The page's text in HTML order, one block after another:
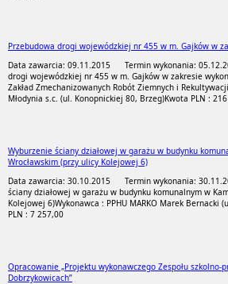
Przebudowa drogi wojewódzkiej nr 455 w m. Gajków w
Data zawarcia: 09.11.2015 Termin wykonania:
drogi wojewódzkiej nr 455 w m. Gajków w zakresie
Zakład Zmechanizowanych Robót Ziemnych i
Młodynia s.c. (ul. Konopnickiej 80, Brzeg)Kwota PLN :
Wyburzenie ściany działowej w garażu w budynku
Wrocławskim (przy ulicy Kolejowej 6)
Data zawarcia: 30.10.2015 Termin wykonania:
ściany działowej w garażu w budynku komunalnym w
Kolejowej 6)Wykonawca : PPHU MARKO Marek Bernacki
PLN : 7 257,00
Opracowanie „Projektu wykonawczego Zespołu szkolno-
Dobrzykowicach”